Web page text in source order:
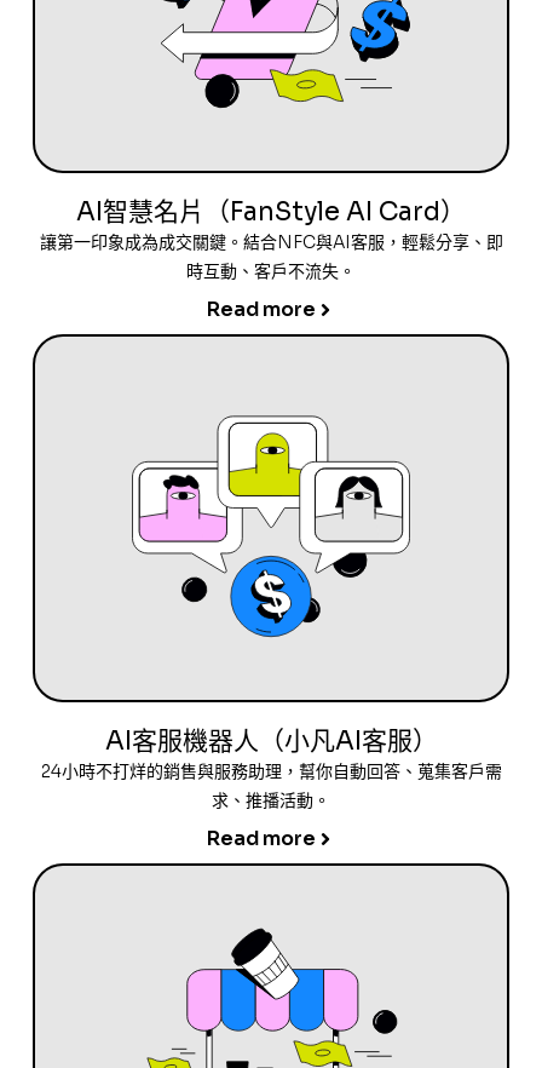
AI智慧名片（FanStyle AI Card）
讓第一印象成為成交關鍵。結合NFC與AI客服，輕鬆分享、即
時互動、客戶不流失。
Read more
AI客服機器人（小凡AI客服）
24小時不打烊的銷售與服務助理，幫你自動回答、蒐集客戶需
求、推播活動。
Read more